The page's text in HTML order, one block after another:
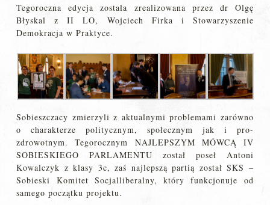
Tegoroczna edycja została zrealizowana przez dr Olgę
Błyskal z II LO, Wojciech Firka i Stowarzyszenie
Demokracja w Praktyce.
Sobieszczacy zmierzyli z aktualnymi problemami zarówno
o charakterze politycznym, społecznym jak i pro-
zdrowotnym. Tegorocznym NAJLEPSZYM MÓWCĄ IV
SOBIESKIEGO PARLAMENTU został poseł Antoni
Kowalczyk z klasy 3c, zaś najlepszą partią został SKS –
Sobieski Komitet Socjalliberalny, który funkcjonuje od
samego początku projektu.